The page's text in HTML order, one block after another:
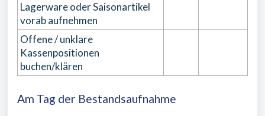
Lagerware oder Saisonartikel
vorab aufnehmen
Offene / unklare
Kassenpositionen
buchen/klären
Am Tag der Bestandsaufnahme